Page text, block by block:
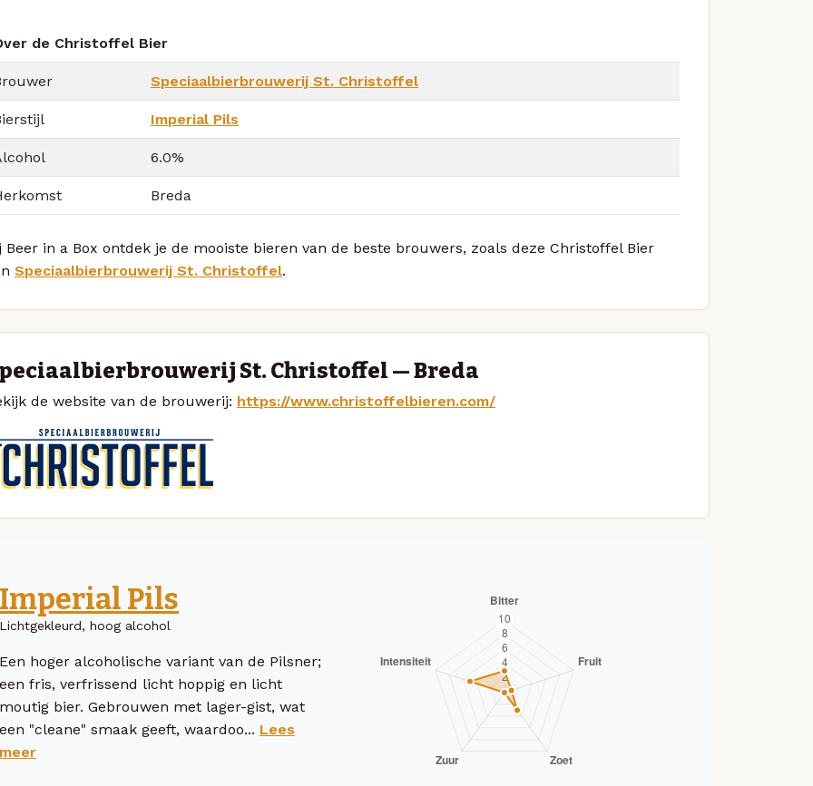
de Christoffel Bier
Speciaalbierbrouwerij St. Christoffel
Imperial Pils
6.0%
Breda
Beer in a Box ontdek je de mooiste bieren van de beste brouwers, zoals deze Christoffel Bier
Speciaalbierbrouwerij St. Christoffel.
St. Christoffel — Breda
de website van de brouwerij: https://www.christoffelbieren.com/
Imperial Pils
Lichtgekleurd, hoog alcohol
Een hoger alcoholische variant van de Pilsner;
een fris, verfrissend licht hoppig en licht
moutig bier. Gebrouwen met lager-gist, wat
een "cleane" smaak geeft, waardoo... Lees
meer